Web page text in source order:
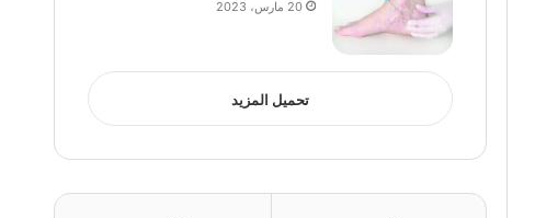
20 مارس، 2023
تحميل المزيد